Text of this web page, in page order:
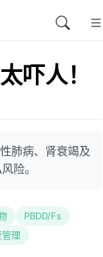
吓人！
肺病、肾衰竭及
险。
PBDD/Fs
理